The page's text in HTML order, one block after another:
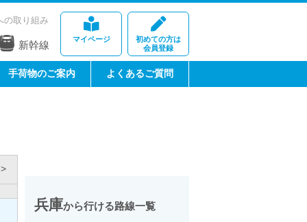
マイページ
初めての方は
会員登録
の取り組み
新幹線
手荷物のご案内 よくあるご質問
兵庫から行ける路線一覧